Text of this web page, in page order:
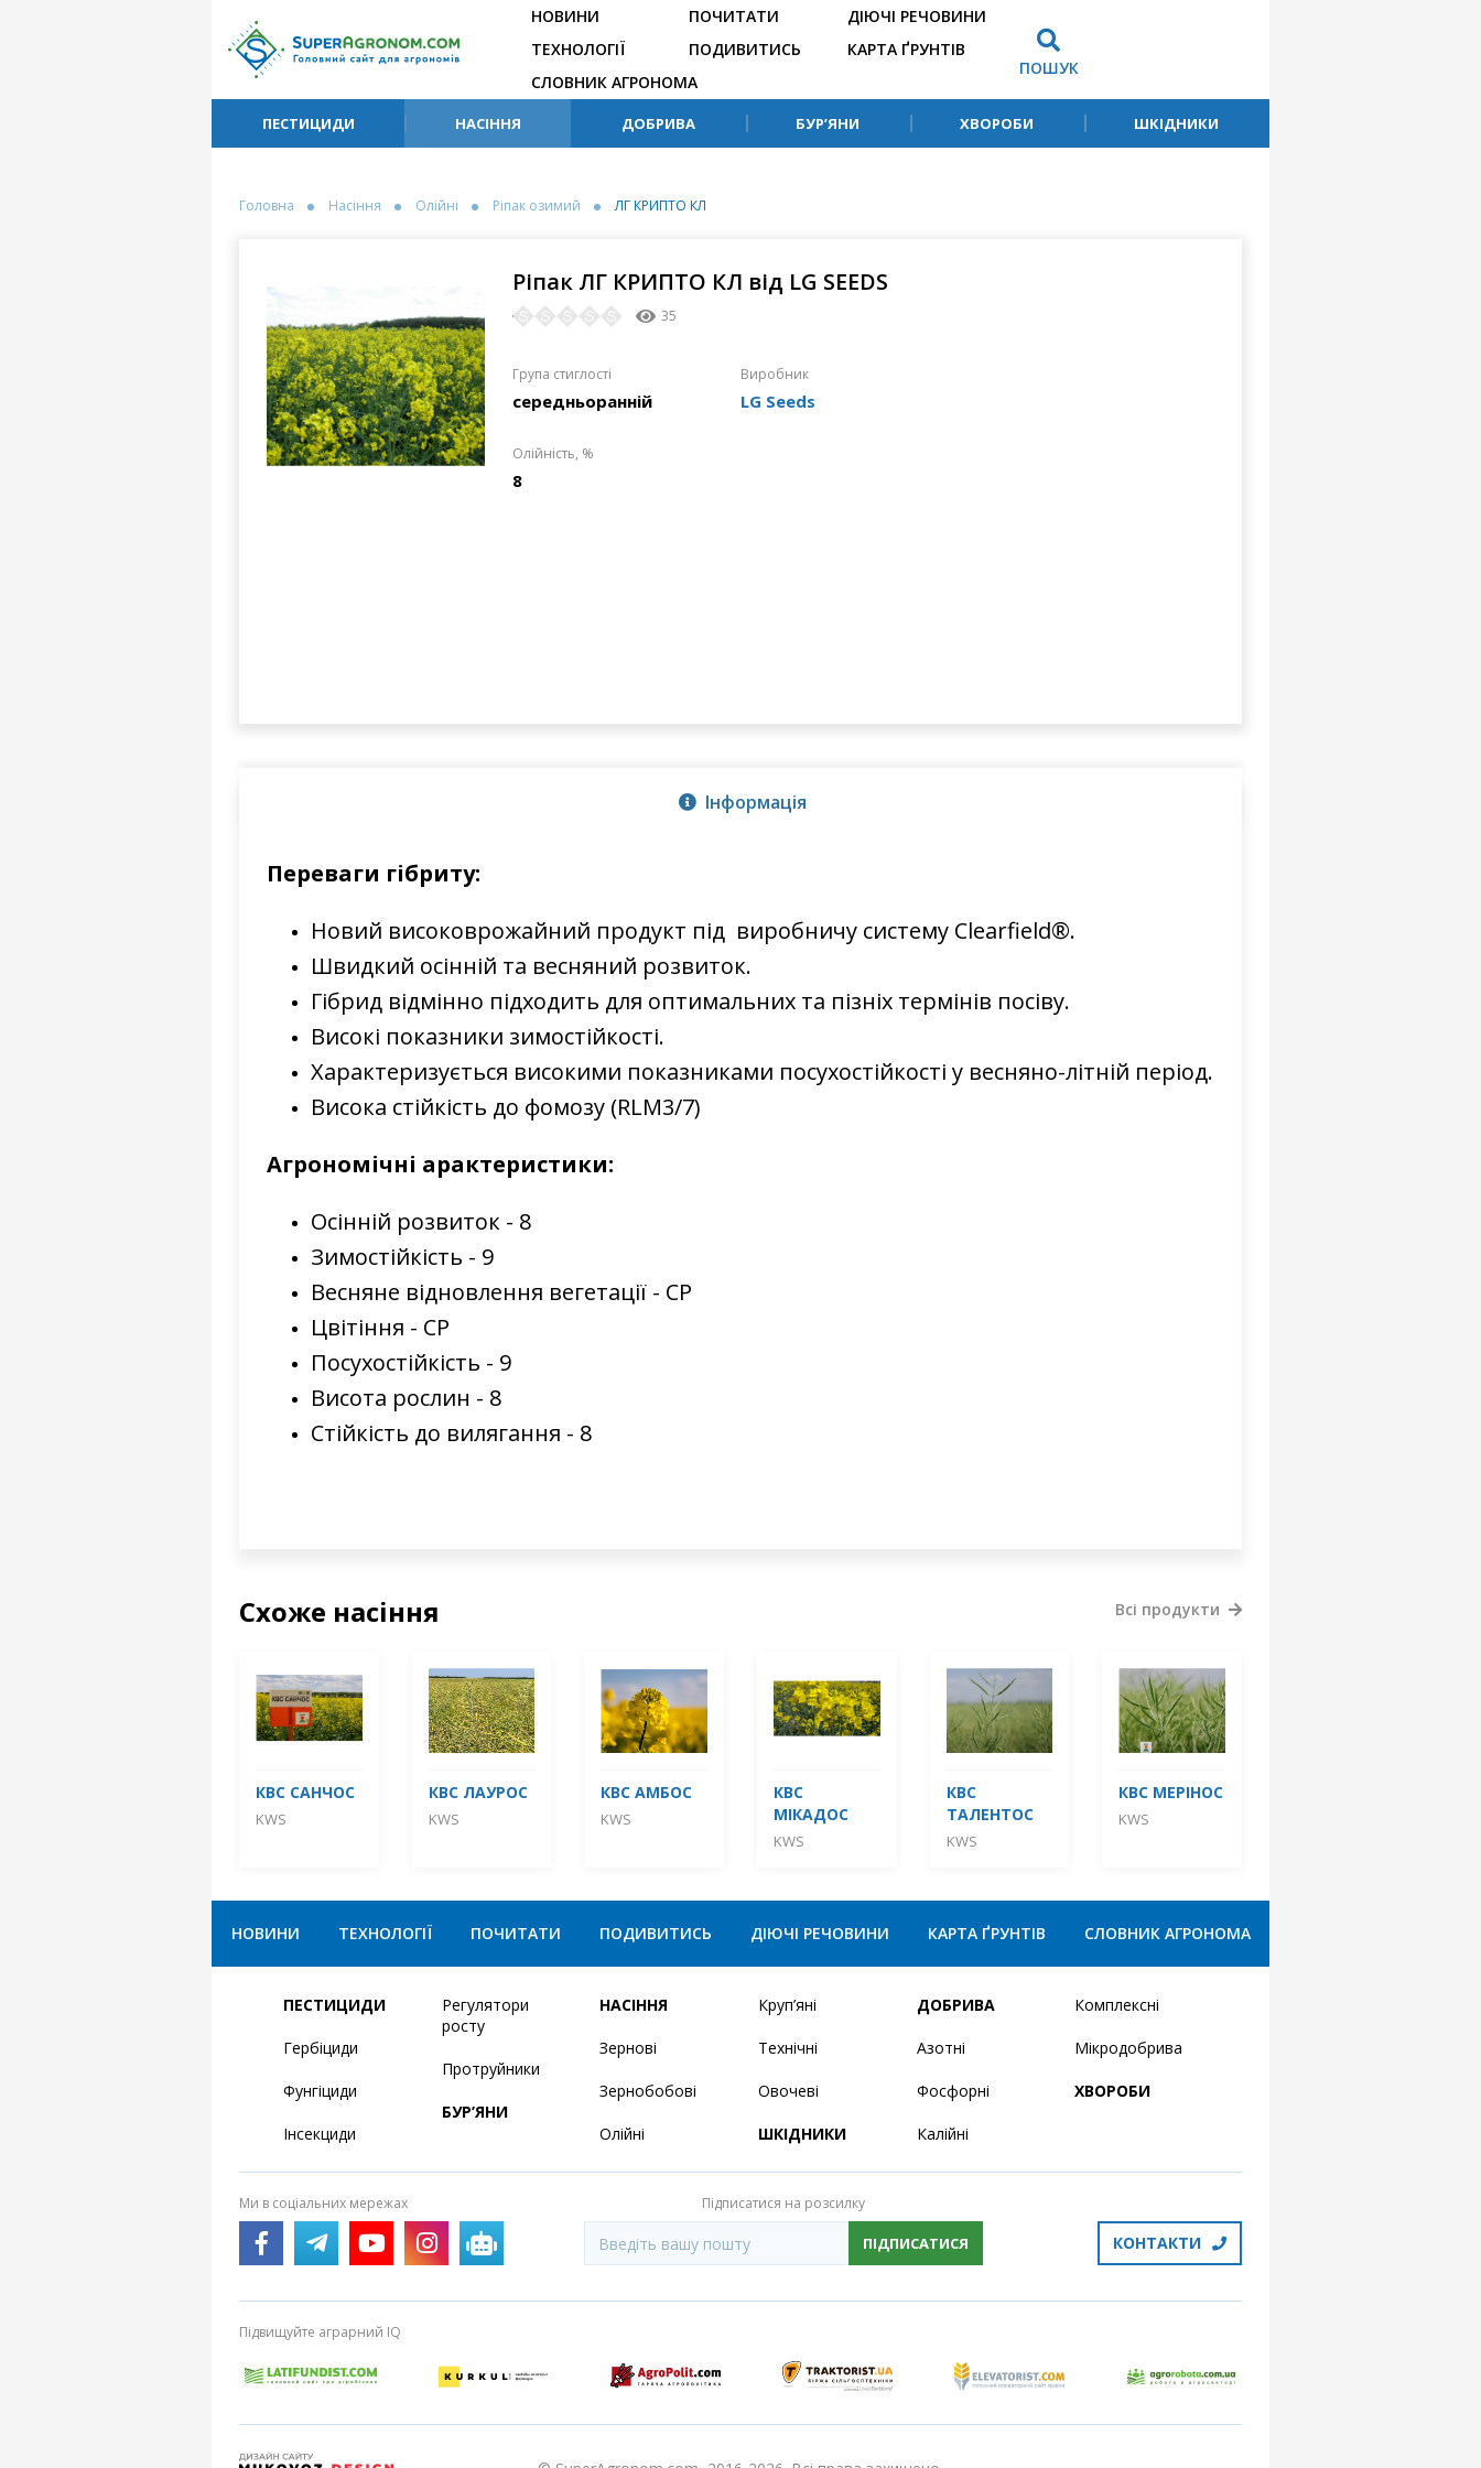
НОВИНИ
ТЕХНОЛОГІЇ
ПОЧИТАТИ
ПОДИВИТИСЬ
ДІЮЧІ РЕЧОВИНИ
КАРТА ҐРУНТІВ
СЛОВНИК АГРОНОМА
ПОШУК
ПЕСТИЦИДИ НАСІННЯ ДОБРИВА БУР’ЯНИ ХВОРОБИ ШКІДНИКИ
Головна Насіння Олійні Ріпак озимий ЛГ КРИПТО КЛ
Ріпак ЛГ КРИПТО КЛ від LG SEEDS
35
Група стиглості
середньоранній
Виробник
LG Seeds
Олійність, %
8
Інформація
Переваги гібриту:
Новий високоврожайний продукт під виробничу систему Clearfield®.
Швидкий осінній та весняний розвиток.
Гібрид відмінно підходить для оптимальних та пізніх термінів посіву.
Високі показники зимостійкості.
Характеризується високими показниками посухостійкості у весняно-літній період.
Висока стійкість до фомозу (RLM3/7)
Агрономічні арактеристики:
Осінній розвиток - 8
Зимостійкість - 9
Весняне відновлення вегетації - СР
Цвітіння - СР
Посухостійкість - 9
Висота рослин - 8
Стійкість до вилягання - 8
Схоже насіння
КВС САНЧОС
KWS
КВС ЛАУРОС
KWS
КВС АМБОС
KWS
КВС
МІКАДОС
KWS
КВС
ТАЛЕНТОС
KWS
КВС МЕРІНОС
KWS
Всі продукти
НОВИНИ ТЕХНОЛОГІЇ ПОЧИТАТИ ПОДИВИТИСЬ ДІЮЧІ РЕЧОВИНИ КАРТА ҐРУНТІВ СЛОВНИК АГРОНОМА
ПЕСТИЦИДИ
Гербіциди
Фунгіциди
Інсекциди
Регулятори
росту
Протруйники
БУР’ЯНИ
НАСІННЯ
Зернові
Зернобобові
Олійні
Круп’яні
Технічні
Овочеві
ШКІДНИКИ
ДОБРИВА
Азотні
Фосфорні
Калійні
Комплексні
Мікродобрива
ХВОРОБИ
Ми в соціальних мережах Підписатися на розсилку
ПІДПИСАТИСЯ КОНТАКТИ
Підвищуйте аграрний IQ